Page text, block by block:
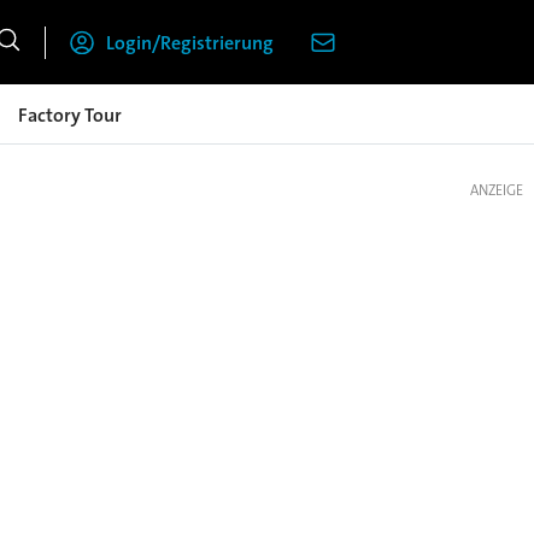
Login/Registrierung
Factory Tour
ANZEIGE